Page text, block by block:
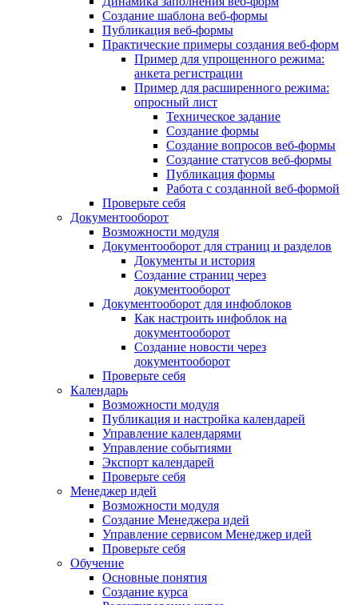
Создание шаблона веб-формы
Публикация веб-формы
Практические примеры создания веб-форм
Пример для упрощенного режима:
анкета регистрации
Пример для расширенного режима:
опросный лист
Техническое задание
Создание формы
Создание вопросов веб-формы
Создание статусов веб-формы
Публикация формы
Работа с созданной веб-формой
Проверьте себя
Документооборот
Возможности модуля
Документооборот для страниц и разделов
Документы и история
Создание страниц через
документооборот
Документооборот для инфоблоков
Как настроить инфоблок на
документооборот
Создание новости через
документооборот
Проверьте себя
Календарь
Возможности модуля
Публикация и настройка календарей
Управление календарями
Управление событиями
Экспорт календарей
Проверьте себя
Менеджер идей
Возможности модуля
Создание Менеджера идей
Управление сервисом Менеджер идей
Проверьте себя
Обучение
Основные понятия
Создание курса